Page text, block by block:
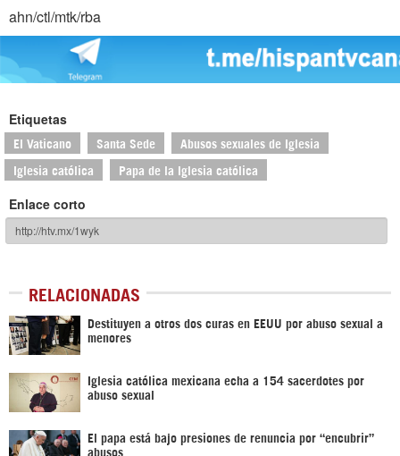
ahn/ctl/mtk/rba
Etiquetas
El Vaticano Santa Sede Abusos sexuales de Iglesia
Iglesia católica Papa de la Iglesia católica
Enlace corto
RELACIONADAS
Destituyen a otros dos curas en EEUU por abuso sexual a
menores
Iglesia católica mexicana echa a 154 sacerdotes por
abuso sexual
El papa está bajo presiones de renuncia por “encubrir”
abusos